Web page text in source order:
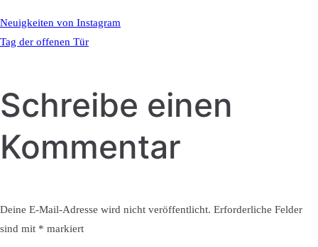
Neuigkeiten von Instagram
Tag der offenen Tür
Schreibe einen
Kommentar
Deine E-Mail-Adresse wird nicht veröffentlicht. Erforderliche Felder
sind mit * markiert